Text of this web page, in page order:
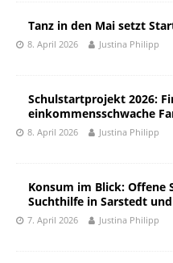
Tanz in den Mai setzt
8. April 2026 Justina Philipp
Schulstartprojekt 2026:
einkommensschwache
8. April 2026 Justina Philipp
Konsum im Blick: Offene
Suchthilfe in Sarstedt
7. April 2026 Justina Philipp